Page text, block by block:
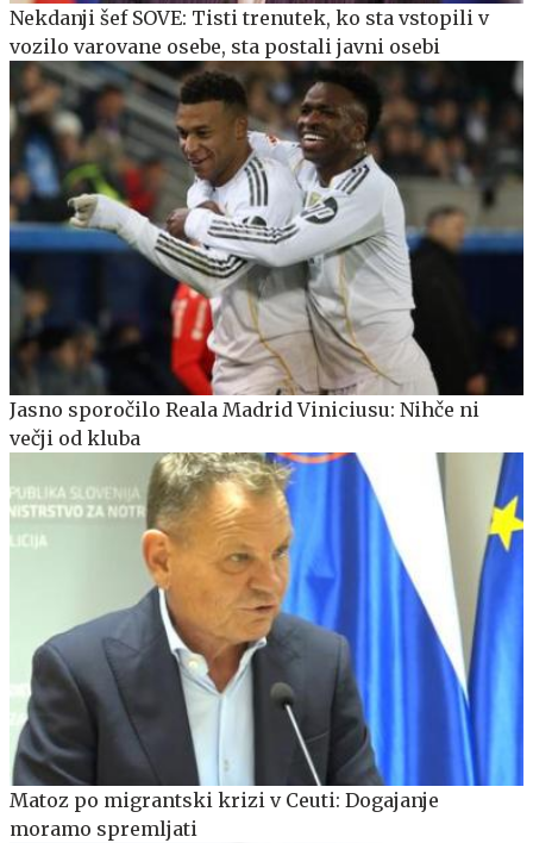
Nekdanji šef SOVE: Tisti trenutek, ko sta vstopili v
vozilo varovane osebe, sta postali javni osebi
Jasno sporočilo Reala Madrid Viniciusu: Nihče ni
večji od kluba
Matoz po migrantski krizi v Ceuti: Dogajanje
moramo spremljati